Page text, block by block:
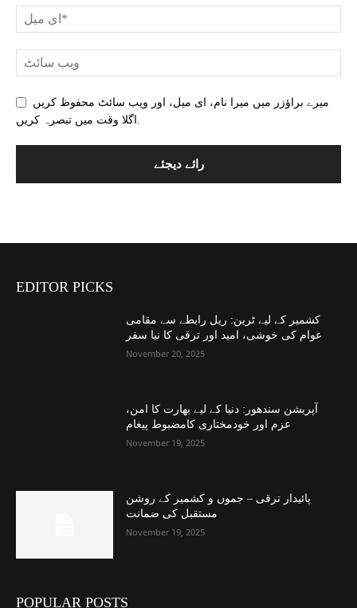
میرے براؤزر میں میرا نام، ای میل، اور ویب سائٹ محفوظ کریں
اگلا وقت میں تبصرہ کریں.
EDITOR PICKS
کشمیر کے لیے ٹرین: ریل رابطے سے مقامی
عوام کی خوشی، امید اور ترقی کا نیا سفر
November 20, 2025
آپریشن سندھور: دنیا کے لیے بھارت کا امن،
عزم اور خودمختاری کامضبوط پیغام
November 19, 2025
پائیدار ترقی – جموں و کشمیر کے روشن
مستقبل کی ضمانت
November 19, 2025
POPULAR POSTS